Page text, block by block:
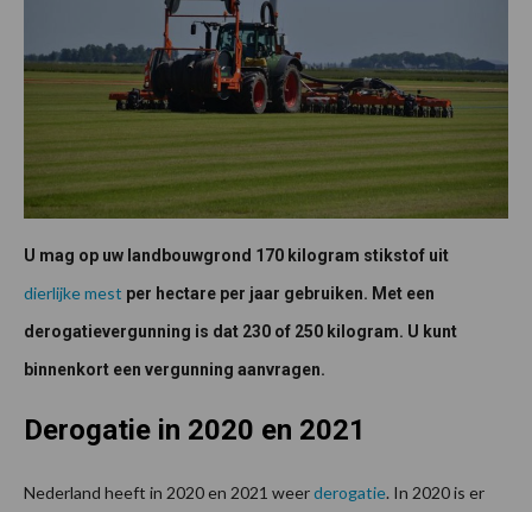
U mag op uw landbouwgrond 170 kilogram stikstof uit
dierlijke mest per hectare per jaar gebruiken. Met een
derogatievergunning is dat 230 of 250 kilogram. U kunt
binnenkort een vergunning aanvragen.
Derogatie in 2020 en 2021
Nederland heeft in 2020 en 2021 weerderogatie. In 2020 is er